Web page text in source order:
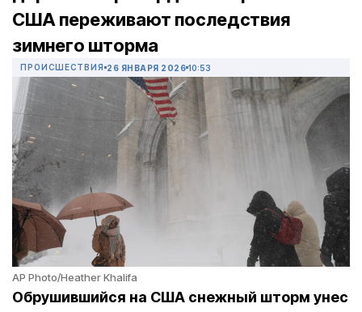
США переживают последствия
зимнего шторма
ПРОИСШЕСТВИЯ 26 ЯНВАРЯ 2026 10:53
AP Photo/Heather Khalifa
Обрушившийся на США снежный шторм унес